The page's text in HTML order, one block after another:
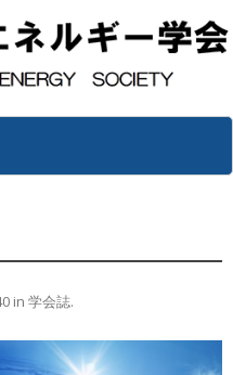
in 学会誌.